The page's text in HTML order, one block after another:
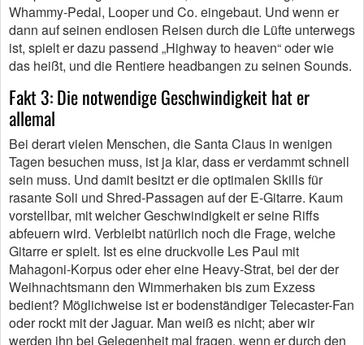
Whammy-Pedal, Looper und Co. eingebaut. Und wenn er
dann auf seinen endlosen Reisen durch die Lüfte unterwegs
ist, spielt er dazu passend „Highway to heaven“ oder wie
das heißt, und die Rentiere headbangen zu seinen Sounds.
Fakt 3: Die notwendige Geschwindigkeit hat er
allemal
Bei derart vielen Menschen, die Santa Claus in wenigen
Tagen besuchen muss, ist ja klar, dass er verdammt schnell
sein muss. Und damit besitzt er die optimalen Skills für
rasante Soli und Shred-Passagen auf der E-Gitarre. Kaum
vorstellbar, mit welcher Geschwindigkeit er seine Riffs
abfeuern wird. Verbleibt natürlich noch die Frage, welche
Gitarre er spielt. Ist es eine druckvolle Les Paul mit
Mahagoni-Korpus oder eher eine Heavy-Strat, bei der der
Weihnachtsmann den Wimmerhaken bis zum Exzess
bedient? Möglichweise ist er bodenständiger Telecaster-Fan
oder rockt mit der Jaguar. Man weiß es nicht; aber wir
werden ihn bei Gelegenheit mal fragen, wenn er durch den